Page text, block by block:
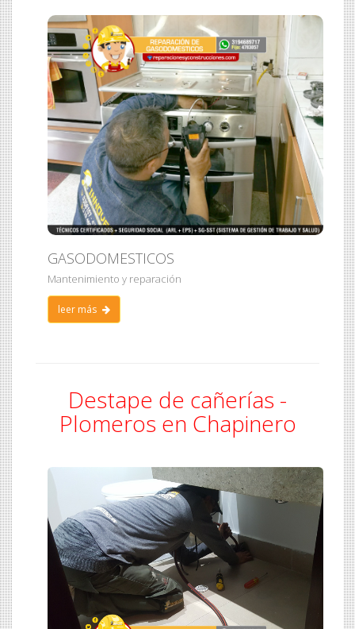
GASODOMESTICOS
Mantenimiento y reparación
leer más
Destape de cañerías -
Plomeros en Chapinero